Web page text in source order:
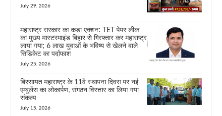
July 29, 2026
महाराष्ट्र सरकार का कड़ा एक्शन: TET पेपर लीक
का मुख्य मास्टरमाइंड बिहार से गिरफ्तार कर महाराष्ट्र
लाया गया; 6 लाख युवाओं के भविष्य से खेलने वाले
सिंडिकेट का पर्दाफाश
July 25, 2026
बिरसायत महाराष्ट्र के 11वें स्थापना दिवस पर नई
एम्बुलेंस का लोकार्पण, संगठन विस्तार का लिया गया
संकल्प
July 15, 2026